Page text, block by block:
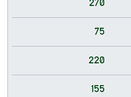
75
220
155